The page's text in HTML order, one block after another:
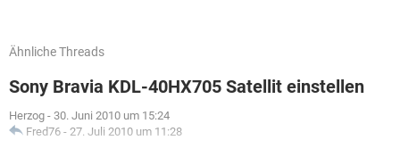
Ähnliche Threads
Sony Bravia KDL-40HX705 Satellit einstellen
Herzog - 30. Juni 2010 um 15:24
Fred76 - 27. Juli 2010 um 11:28